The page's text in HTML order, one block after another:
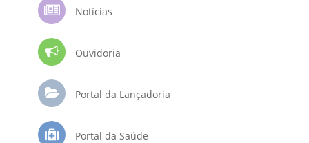
Notícias
Ouvidoria
Portal da Lançadoria
Portal da Saúde